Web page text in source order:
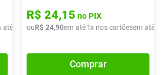
até x deR$ 53,90
R$ 24,15 no PIX
ou R$ 24,90em até 1x nos cartõesem até
Comprar